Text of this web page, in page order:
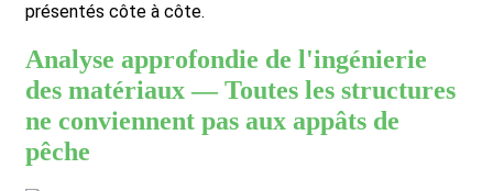
présentés côte à côte.
Analyse approfondie de l'ingénierie
des matériaux — Toutes les structures
ne conviennent pas aux appâts de
pêche